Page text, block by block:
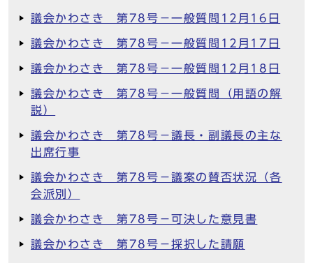
議会かわさき 第78号－一般質問12月16日
議会かわさき 第78号－一般質問12月17日
議会かわさき 第78号－一般質問12月18日
議会かわさき 第78号－一般質問（用語の解
説）
議会かわさき 第78号－議長・副議長の主な
出席行事
議会かわさき 第78号－議案の賛否状況（各
会派別）
議会かわさき 第78号－可決した意見書
議会かわさき 第78号－採択した請願